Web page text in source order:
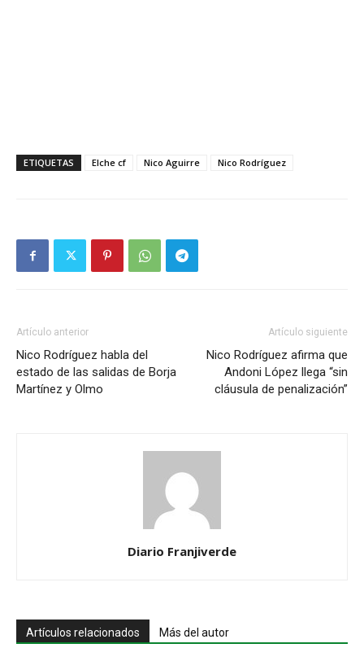
ETIQUETAS Elche cf Nico Aguirre Nico Rodríguez
Artículo anterior
Nico Rodríguez habla del
estado de las salidas de Borja
Martínez y Olmo
Artículo siguiente
Nico Rodríguez afirma que
Andoni López llega “sin
cláusula de penalización”
Diario Franjiverde
Artículos relacionados Más del autor